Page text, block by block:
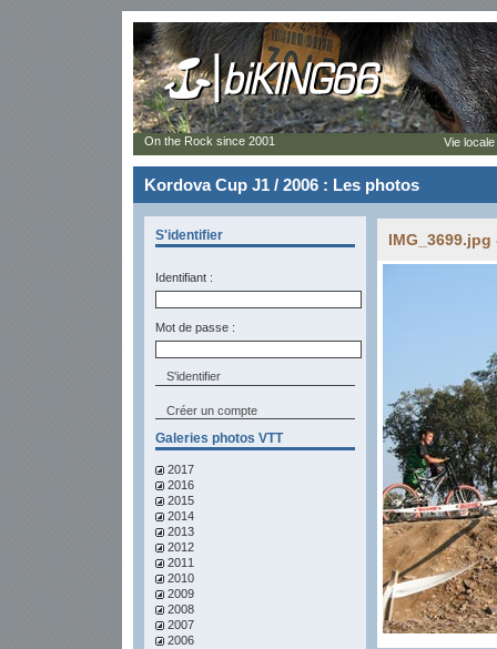
Kordova Cup J1 / 2006 : Les photos
S'identifier
Identifiant :
Mot de passe :
Créer un compte
Galeries photos VTT
2017
2016
2015
2014
2013
2012
2011
2010
2009
2008
2007
2006
IMG_3699.jpg
On the Rock since 2001 Vie